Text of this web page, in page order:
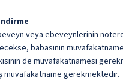
veya ebeveynlerinin
babasının
de muvafakatnamesi
muvafakatname gerekmektedir.